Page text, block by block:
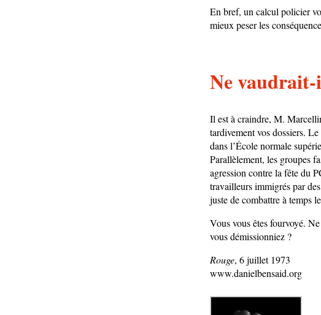
En bref, un calcul policier
mieux peser les
Ne
Il est à craindre, M.
tardivement vos dossiers.
dans l’École normale
Parallèlement, les groupes
agression contre la fête du
travailleurs immigrés par
juste de combattre à temps
Vous vous êtes fourvoyé.
vous démissionniez ?
Rouge, 6 juillet 1973
www.danielbensaid.org